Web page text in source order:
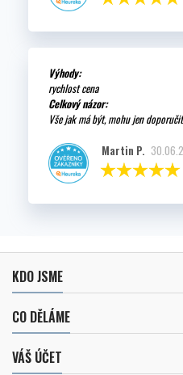
Výhody:
rychlost cena
Celkový názor:
Vše jak má být, mohu jen doporučit
Martin P.
KDO JSME
CO DĚLÁME
VÁŠ ÚČET